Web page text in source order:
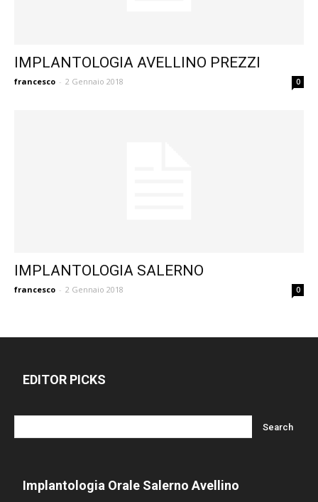
IMPLANTOLOGIA AVELLINO PREZZI
francesco - 2 Gennaio 2018 0
IMPLANTOLOGIA SALERNO
francesco - 2 Gennaio 2018 0
EDITOR PICKS
Implantologia Orale Salerno Avellino